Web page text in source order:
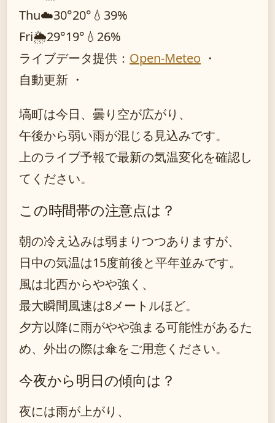
Thu☁️30°20° 💧39%
Fri🌦️29°19° 💧26%
ライブデータ提供： Open-Meteo ・
自動更新 ・
塙町は今日、曇り空が広がり、
午後から弱い雨が混じる見込みです。
上のライブ予報で最新の気温変化を確認し
てください。
この時間帯の注意点は？
朝の冷え込みは弱まりつつありますが、
日中の気温は15度前後と平年並みです。
風は北西からやや強く、
最大瞬間風速は8メートルほど。
夕方以降に雨がやや強まる可能性があるた
め、外出の際は傘をご用意ください。
今夜から明日の傾向は？
夜には雨が上がり、